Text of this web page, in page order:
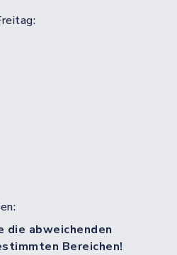
abweichenden
Bereichen!